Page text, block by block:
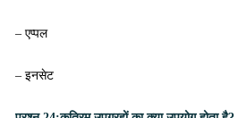
– एप्पल
– इनसेट